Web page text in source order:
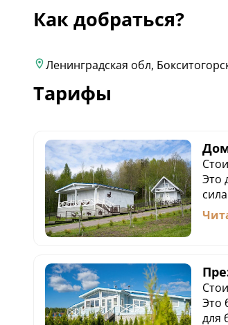
Как добраться?
Ленинградская обл,
Тарифы
Это
Это
для